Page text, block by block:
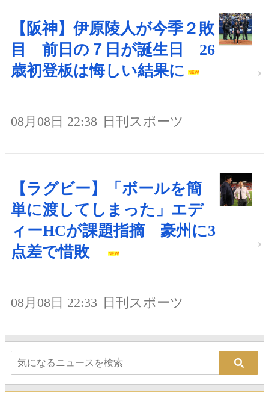
【阪神】伊原陵人が今季２敗
目 前日の７日が誕生日 26
歳初登板は悔しい結果に
08月08日 22:38 日刊スポーツ
【ラグビー】「ボールを簡
単に渡してしまった」エデ
ィーHCが課題指摘 豪州に3
点差で惜敗
08月08日 22:33 日刊スポーツ